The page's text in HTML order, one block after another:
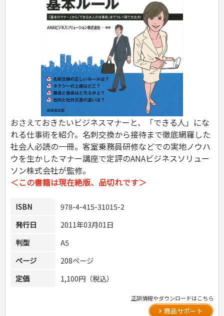
行政書士・宅建
衛生管理・運行管理
調理師
スキル・キャリアアップ
危険物取扱者
消防設備士
登録販売者
その他資格試験
おさえておきたいビジネスマナーと、「できる人」にな
れる仕事術を紹介。名刺交換から接待まで徹底網羅した
社会人必読の一冊。客室乗務員研修などでの実地ノウハ
ウを生かしたマナー講座で定評のANAビジネスソリュー
ソン株式会社が監修。
＜この書籍は現在絶版、品切れです＞
ISBN
978-4-415-31015-2
発行日
2011年03月01日
判型
A5
ページ
208ページ
定価
1,100円（税込）
正誤情報やダウンロードはこちら
商品サポート